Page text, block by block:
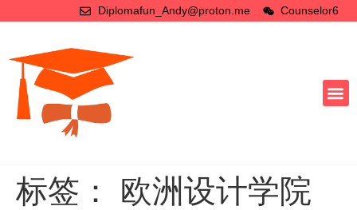
Diplomafun_Andy@proton.me Counselor6
标签： 欧洲设计学院